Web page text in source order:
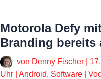
Motorola Defy
Branding bereits
von Denny Fischer
Uhr
Android, Software